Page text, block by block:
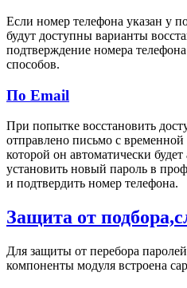
Если номер телефона указан у
будут доступны варианты
подтверждение номера
способов.
По Email
При попытке восстановить
отправлено письмо с
которой он автоматически
установить новый пароль в
и подтвердить номер телефона.
Защита от
Для защиты от перебора
компоненты модуля встроена